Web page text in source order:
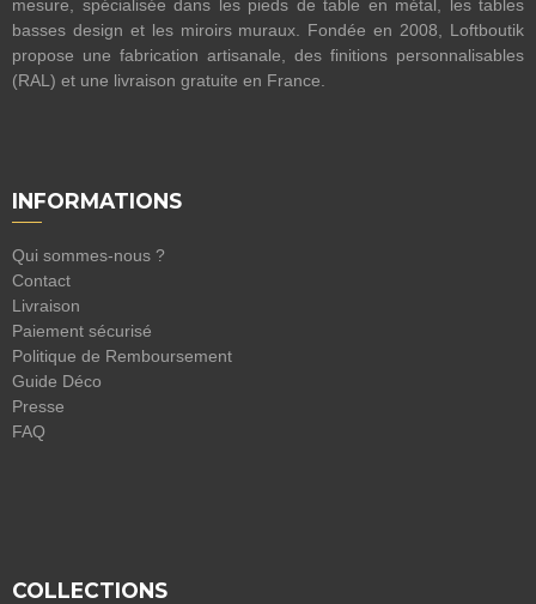
mesure, spécialisée dans les pieds de table en métal, les tables
basses design et les miroirs muraux. Fondée en 2008, Loftboutik
propose une fabrication artisanale, des finitions personnalisables
(RAL) et une livraison gratuite en France.
INFORMATIONS
Qui sommes-nous ?
Contact
Livraison
Paiement sécurisé
Politique de Remboursement
Guide Déco
Presse
FAQ
COLLECTIONS